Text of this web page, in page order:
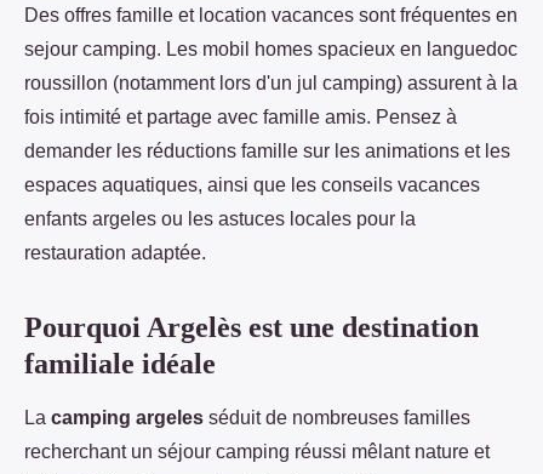
Des offres famille et location vacances sont fréquentes en
sejour camping. Les mobil homes spacieux en languedoc
roussillon (notamment lors d'un jul camping) assurent à la
fois intimité et partage avec famille amis. Pensez à
demander les réductions famille sur les animations et les
espaces aquatiques, ainsi que les conseils vacances
enfants argeles ou les astuces locales pour la
restauration adaptée.
Pourquoi Argelès est une destination
familiale idéale
La camping argeles séduit de nombreuses familles
recherchant un séjour camping réussi mêlant nature et